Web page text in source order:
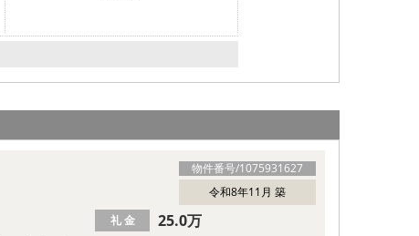
物件番号/1075931627
令和8年11月 築
礼 金 25.0万